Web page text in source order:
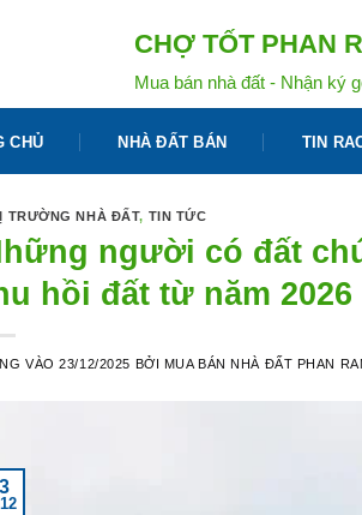
CHỢ TỐT PHAN
Mua bán nhà đất - Nhận ký
CHỦ NHÀ ĐẤT BÁN TIN
TRƯỜNG NHÀ ĐẤT, TIN TỨC
người có đất
hồi đất từ năm 2026
VÀO23/12/2025 BỞI MUA BÁN NHÀ ĐẤT PHAN